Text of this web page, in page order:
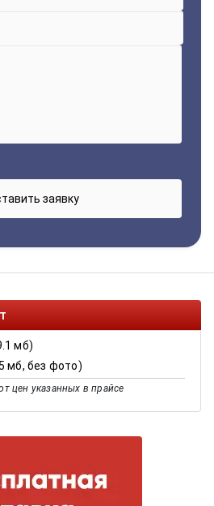
мб)
мб, без фото)
цен указанных в прайсе